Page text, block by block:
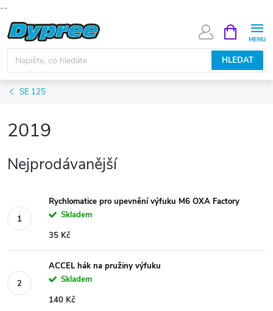
--
Přejít
na
obsah
HLEDAT
NÁKUPNÍ
KOŠÍK
SE 125
2019
Nejprodávanější
Rychlomatice pro upevnění výfuku M6 OXA Factory
Skladem
35 Kč
ACCEL hák na pružiny výfuku
Skladem
140 Kč